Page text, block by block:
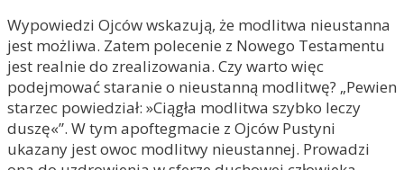
Wypowiedzi Ojców wskazują, że modlitwa nieustanna
jest możliwa. Zatem polecenie z Nowego Testamentu
jest realnie do zrealizowania. Czy warto więc
podejmować staranie o nieustanną modlitwę? „Pewien
starzec powiedział: »Ciągła modlitwa szybko leczy
duszę«”. W tym apoftegmacie z Ojców Pustyni
ukazany jest owoc modlitwy nieustannej. Prowadzi